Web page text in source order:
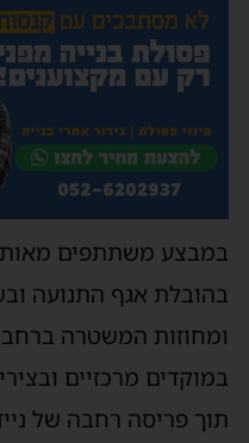
במבצע משתתפים מאות
בהובלת אגף התנועה
ומחוזות המשטרה
במוקדים מרכזיים
תוך פריסה רחבה של